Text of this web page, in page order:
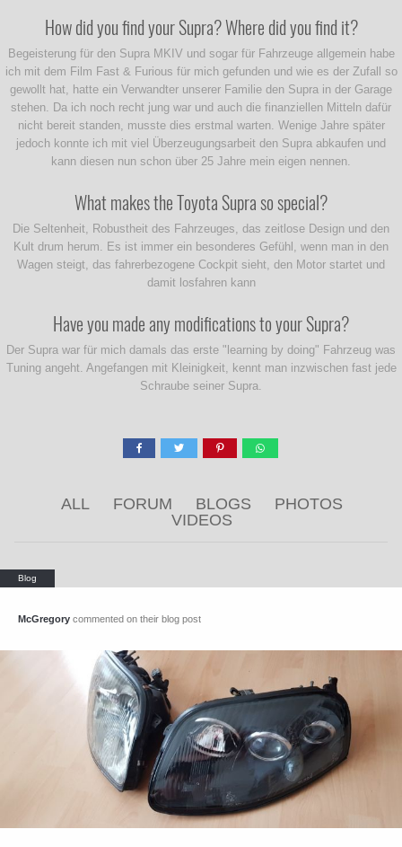
How did you find your Supra? Where did you find it?
Begeisterung für den Supra MKIV und sogar für Fahrzeuge allgemein habe
ich mit dem Film Fast & Furious für mich gefunden und wie es der Zufall so
gewollt hat, hatte ein Verwandter unserer Familie den Supra in der Garage
stehen. Da ich noch recht jung war und auch die finanziellen Mitteln dafür
nicht bereit standen, musste dies erstmal warten. Wenige Jahre später
jedoch konnte ich mit viel Überzeugungsarbeit den Supra abkaufen und
kann diesen nun schon über 25 Jahre mein eigen nennen.
What makes the Toyota Supra so special?
Die Seltenheit, Robustheit des Fahrzeuges, das zeitlose Design und den
Kult drum herum. Es ist immer ein besonderes Gefühl, wenn man in den
Wagen steigt, das fahrerbezogene Cockpit sieht, den Motor startet und
damit losfahren kann
Have you made any modifications to your Supra?
Der Supra war für mich damals das erste "learning by doing" Fahrzeug was
Tuning angeht. Angefangen mit Kleinigkeit, kennt man inzwischen fast jede
Schraube seiner Supra.
ALL FORUM BLOGS
PHOTOS
VIDEOS
McGregory commented on their blog post